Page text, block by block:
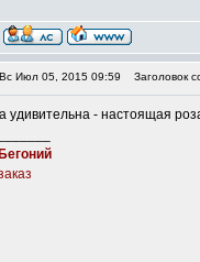
Июл 05, 2015 09:59 Заголовок
удивительна - настоящая